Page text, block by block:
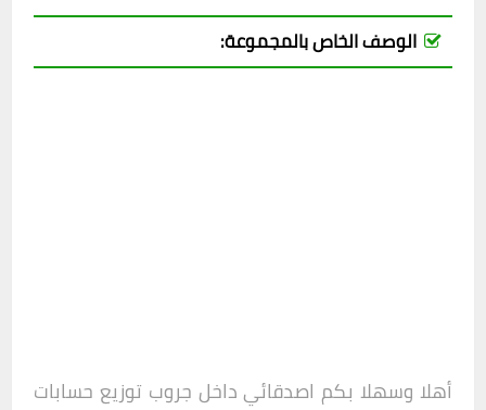
الوصف الخاص بالمجموعة:
أهلا وسهلا بكم اصدقائي داخل جروب توزيع حسابات